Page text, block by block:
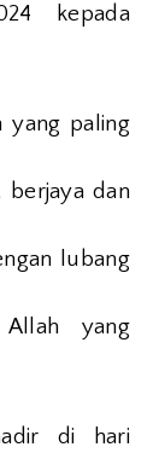
kepada
yang paling
berjaya dan
lubang
yang
di hari